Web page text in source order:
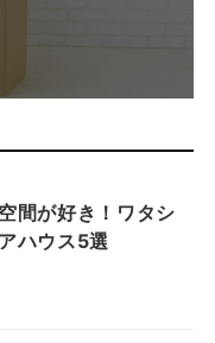
間が好き！ワタシ
ハウス5選